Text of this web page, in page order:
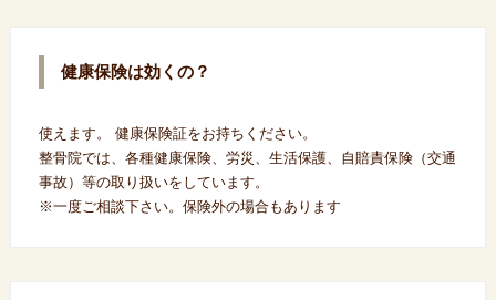
健康保険は効くの？
使えます。 健康保険証をお持ちください。
整骨院では、各種健康保険、労災、生活保護、自賠責保険（交通
事故）等の取り扱いをしています。
※一度ご相談下さい。保険外の場合もあります